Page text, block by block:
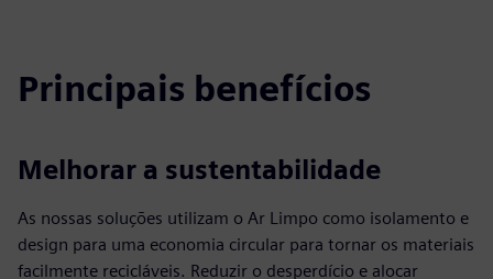
Principais benefícios
Melhorar a sustentabilidade
As nossas soluções utilizam o Ar Limpo como isolamento e
design para uma economia circular para tornar os materiais
facilmente recicláveis. Reduzir o desperdício e alocar